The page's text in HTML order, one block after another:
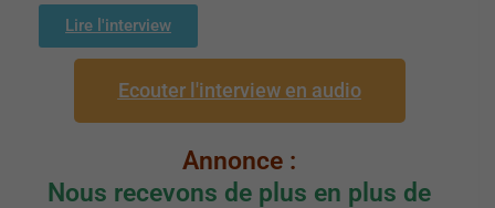
Lire l'interview
Ecouter l'interview en audio
Annonce :
Nous recevons de plus en plus de